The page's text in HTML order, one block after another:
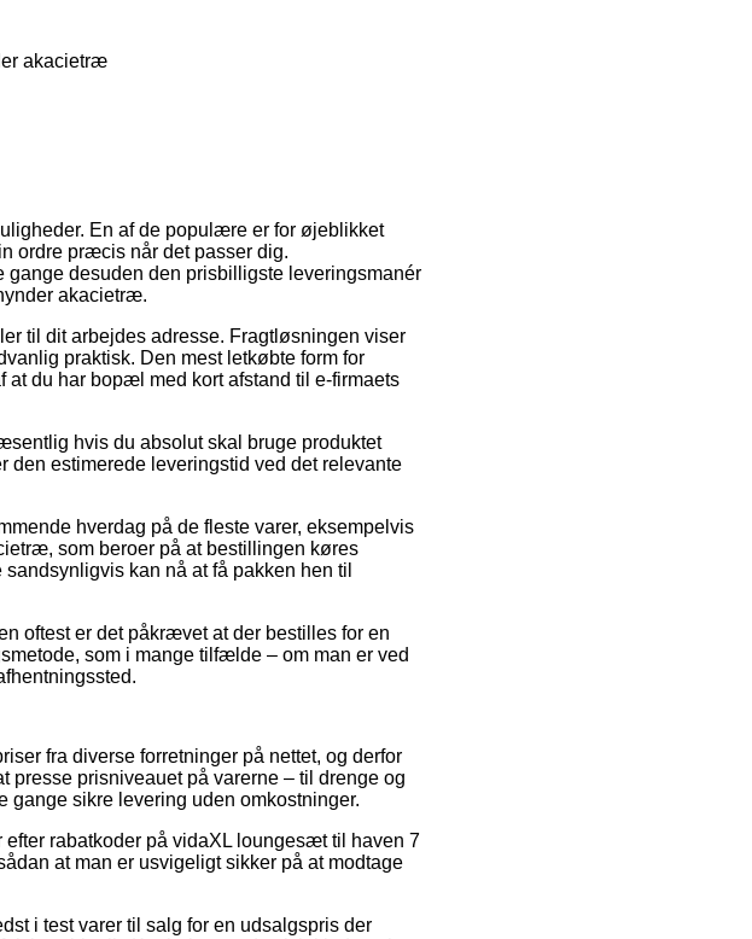
akacietræ
En af de populære er for øjeblikket
ordre præcis når det passer dig.
desuden den prisbilligste leveringsmanér
akacietræ.
til dit arbejdes adresse. Fragtløsningen viser
praktisk. Den mest letkøbte form for
du har bopæl med kort afstand til e-firmaets
hvis du absolut skal bruge produktet
den estimerede leveringstid ved det relevante
hverdag på de fleste varer, eksempelvis
som beroer på at bestillingen køres
kan nå at få pakken hen til
oftest er det påkrævet at der bestilles for en
som i mange tilfælde – om man er ved
fra diverse forretninger på nettet, og derfor
presse prisniveauet på varerne – til drenge og
gange sikre levering uden omkostninger.
rabatkoder på vidaXL loungesæt til haven 7
at man er usvigeligt sikker på at modtage
i test varer til salg for en udsalgspris der